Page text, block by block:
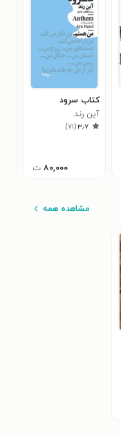
کتاب سرود
آین رند
۳٫۷(۷۱)
۸۰,۰۰۰ ت
مشاهده همه